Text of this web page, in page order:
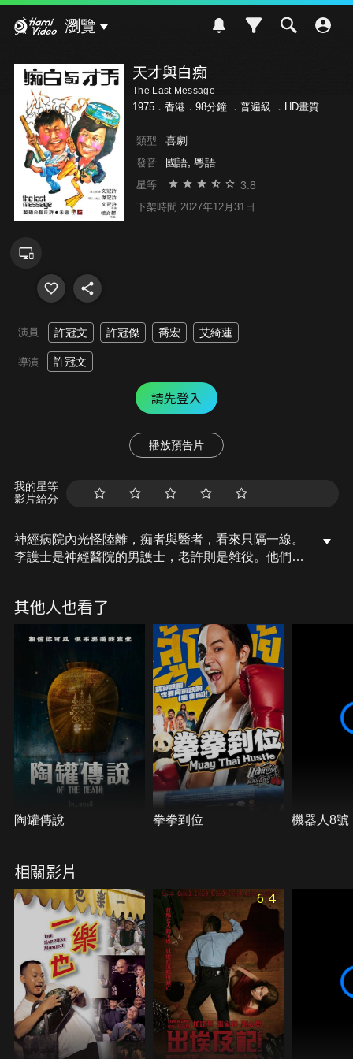
瀏覽
天才與白痴
The Last Message
1975．香港．98分鐘 ． 普遍級 ．HD畫質
類型 喜劇
發音 國語, 粵語
星等 3.8
下架時間 2027年12月31日
演員 許冠文 許冠傑 喬宏 艾綺蓮
導演 許冠文
請先登入
播放預告片
我的星等
影片給分
神經病院內光怪陸離，痴者與醫者，看來只隔一線。
李護士是神經醫院的男護士，老許則是雜役。他們乘
年前的名貴陶瓷碎片。老許和李護士懷疑鄭明有寶物
私藏者，故設法引誘他吐露寶物所在……
其他人也看了
陶罐傳說 拳拳到位 機器人8號
相關影片
6.4